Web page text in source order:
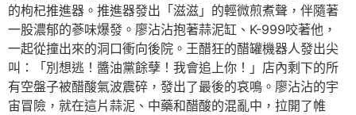
的枸杞推進器。推進器發出「滋滋」的輕微煎煮聲，伴隨著
一股濃郁的蔘味爆發。廖沾沾抱著蒜泥缸、K-999咬著他，
一起從撞出來的洞口衝向後院。王醋狂的醋罐機器人發出尖
叫：「別想逃！醬油黨餘孽！我會追上你！」店內剩下的所
有空盤子被醋酸氣波震碎，發出了最後的哀鳴。廖沾沾的宇
宙冒險，就在這片蒜泥、中藥和醋酸的混亂中，拉開了帷